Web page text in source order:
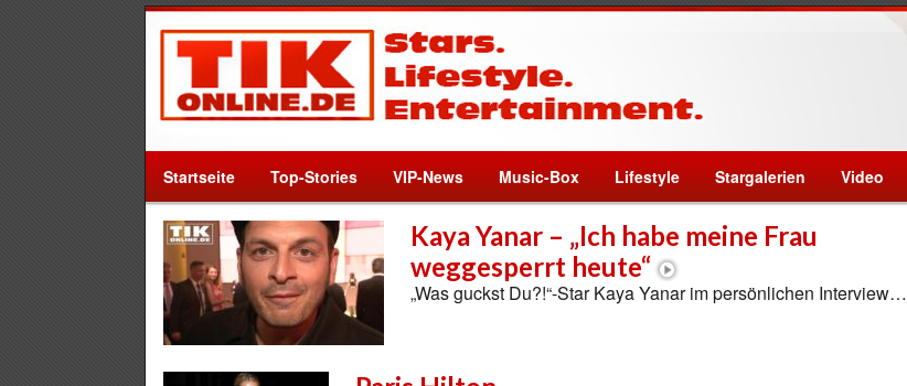
Startseite Top-Stories VIP-News Music-Box Lifestyle Stargalerien Video
Kaya Yanar – „Ich habe meine Frau
weggesperrt heute“
„Was guckst Du?!“-Star Kaya Yanar im persönlichen Interview…